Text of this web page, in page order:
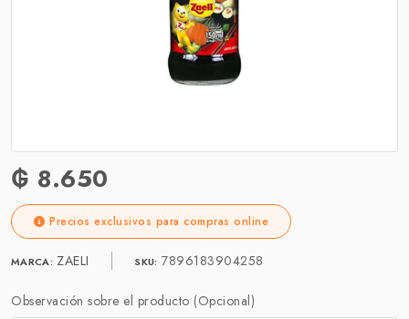
₲ 8.650
Precios exclusivos para compras online
MARCA: ZAELI SKU: 7896183904258
Observación sobre el producto (Opcional)